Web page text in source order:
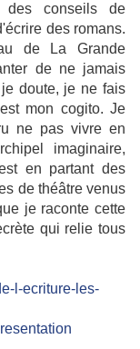
conseils de
des romans.
de La Grande
de ne jamais
doute, je ne fais
mon cogito. Je
ne pas vivre en
imaginaire,
en partant des
de théâtre venus
je raconte cette
qui relie tous
l-ecriture-les-